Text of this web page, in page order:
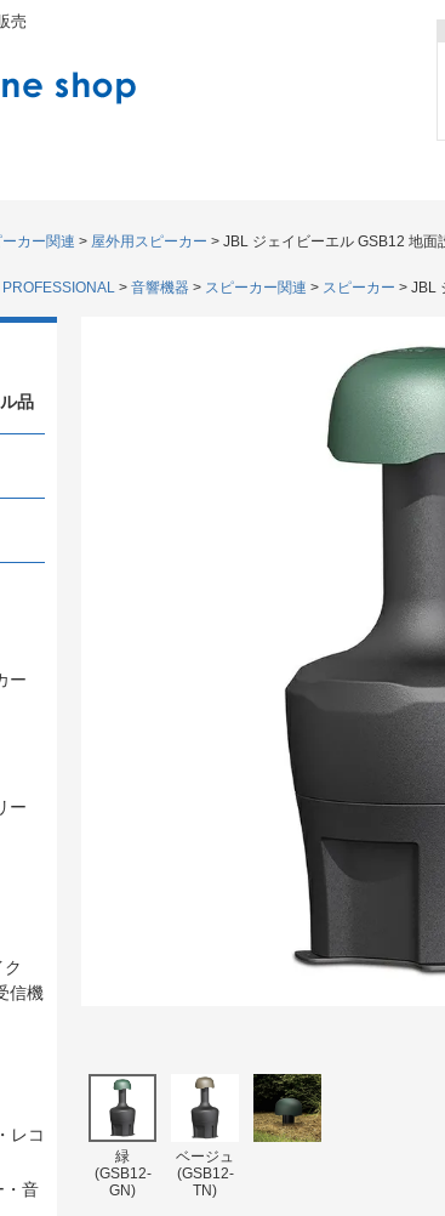
売
ーカー関連 屋外用スピーカー JBL ジェイビーエル GSB12 地面
音響機器 スピーカー関連 スピーカー JBL
品
ー
ー
信機
レコ
・音
緑
(GSB12-
GN)
ベージュ
(GSB12-
TN)